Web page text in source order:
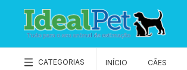
CATEGORIAS INÍCIO CÃES